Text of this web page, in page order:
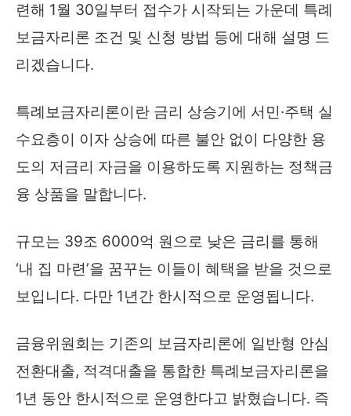
련해 1월 30일부터 접수가 시작되는 가운데 특례
보금자리론 조건 및 신청 방법 등에 대해 설명 드
리겠습니다.
특례보금자리론이란 금리 상승기에 서민·주택 실
수요층이 이자 상승에 따른 불안 없이 다양한 용
도의 저금리 자금을 이용하도록 지원하는 정책금
융 상품을 말합니다.
규모는 39조 6000억 원으로 낮은 금리를 통해
‘내 집 마련’을 꿈꾸는 이들이 혜택을 받을 것으로
보입니다. 다만 1년간 한시적으로 운영됩니다.
금융위원회는 기존의 보금자리론에 일반형 안심
전환대출, 적격대출을 통합한 특례보금자리론을
1년 동안 한시적으로 운영한다고 밝혔습니다. 즉